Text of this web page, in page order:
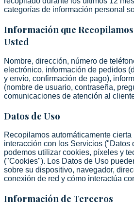
categorías de información personal
Información que
Usted
Nombre, dirección, número de
electrónico, información de pedidos
y envío, confirmación de pago),
(nombre de usuario, contraseña,
comunicaciones de atención al
Datos de Uso
Recopilamos automáticamente
interacción con los Servicios ("Datos
podemos utilizar cookies, píxeles y
("Cookies"). Los Datos de Uso
sobre su dispositivo, navegador,
conexión de red y cómo interactúa
Información de Terceros